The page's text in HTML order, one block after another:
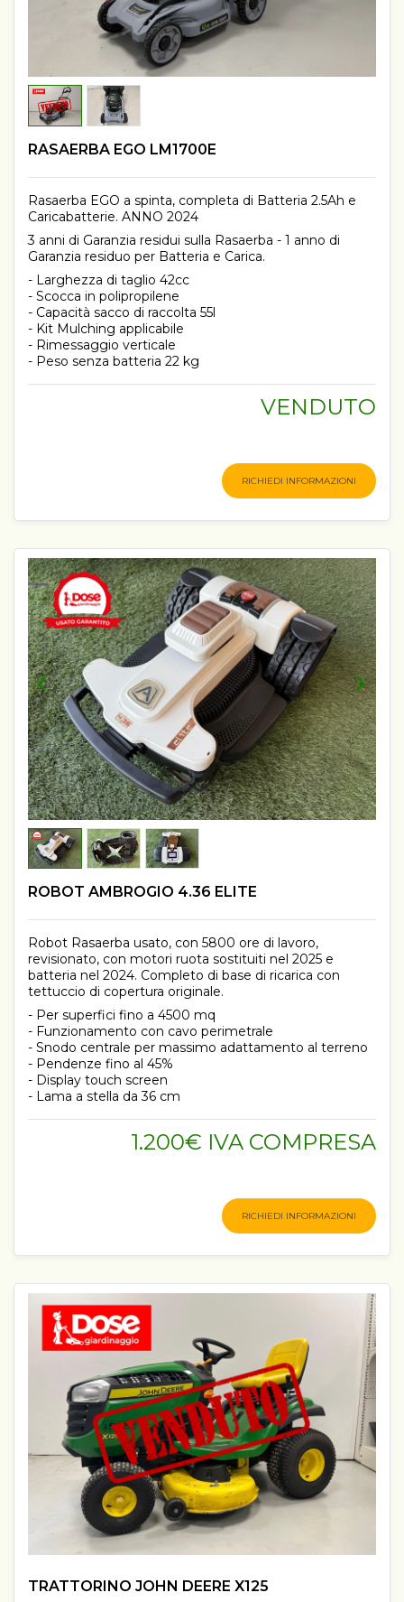
RASAERBA EGO LM1700E
Rasaerba EGO a spinta, completa di Batteria 2.5Ah e
Caricabatterie. ANNO 2024
3 anni di Garanzia residui sulla Rasaerba - 1 anno di
Garanzia residuo per Batteria e Carica.
- Larghezza di taglio 42cc
- Scocca in polipropilene
- Capacità sacco di raccolta 55l
- Kit Mulching applicabile
- Rimessaggio verticale
- Peso senza batteria 22 kg
VENDUTO
RICHIEDI INFORMAZIONI
ROBOT AMBROGIO 4.36 ELITE
Robot Rasaerba usato, con 5800 ore di lavoro,
revisionato, con motori ruota sostituiti nel 2025 e
batteria nel 2024. Completo di base di ricarica con
tettuccio di copertura originale.
- Per superfici fino a 4500 mq
- Funzionamento con cavo perimetrale
- Snodo centrale per massimo adattamento al terreno
- Pendenze fino al 45%
- Display touch screen
- Lama a stella da 36 cm
1.200€ IVA COMPRESA
RICHIEDI INFORMAZIONI
TRATTORINO JOHN DEERE X125